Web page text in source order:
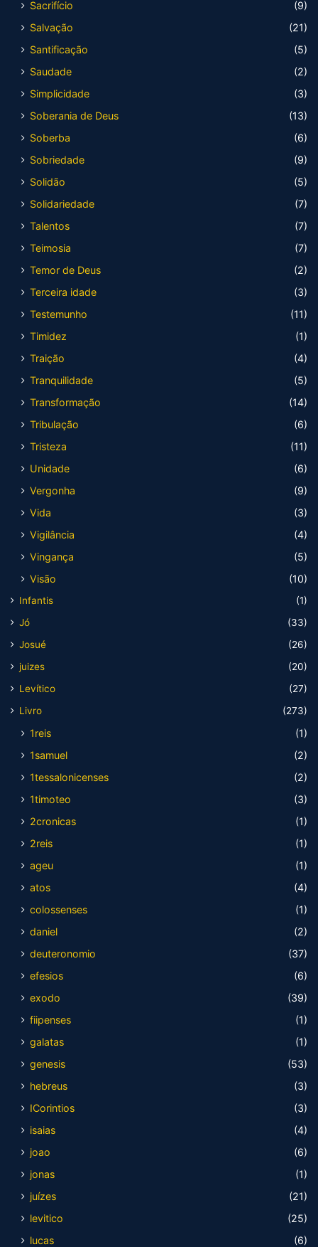
Sacrifício
(9)
Salvação
(21)
Santificação
(5)
Saudade
(2)
Simplicidade
(3)
Soberania de Deus
(13)
Soberba
(6)
Sobriedade
(9)
Solidão
(5)
Solidariedade
(7)
Talentos
(7)
Teimosia
(7)
Temor de Deus
(2)
Terceira idade
(3)
Testemunho
(11)
Timidez
(1)
Traição
(4)
Tranquilidade
(5)
Transformação
(14)
Tribulação
(6)
Tristeza
(11)
Unidade
(6)
Vergonha
(9)
Vida
(3)
Vigilância
(4)
Vingança
(5)
Visão
(10)
Infantis
(1)
Jó
(33)
Josué
(26)
juizes
(20)
Levítico
(27)
Livro
(273)
1reis
(1)
1samuel
(2)
1tessalonicenses
(2)
1timoteo
(3)
2cronicas
(1)
2reis
(1)
ageu
(1)
atos
(4)
colossenses
(1)
daniel
(2)
deuteronomio
(37)
efesios
(6)
exodo
(39)
fiipenses
(1)
galatas
(1)
genesis
(53)
hebreus
(3)
ICorintios
(3)
isaias
(4)
joao
(6)
jonas
(1)
juízes
(21)
levitico
(25)
lucas
(6)